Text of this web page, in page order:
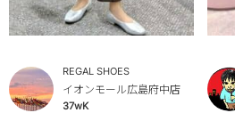
REGAL SHOES
イオンモール広島府中店
37wK